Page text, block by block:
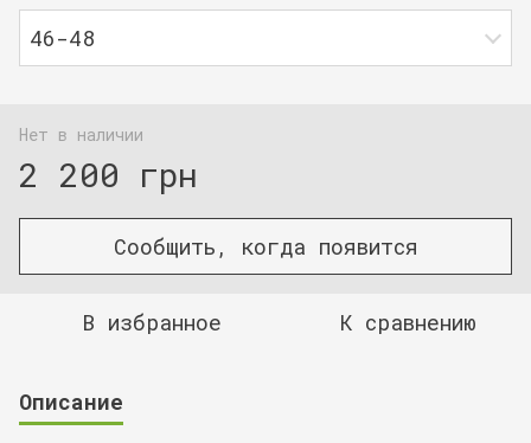
46-48
Нет в наличии
2 200 грн
Сообщить, когда появится
В избранное К сравнению
Описание